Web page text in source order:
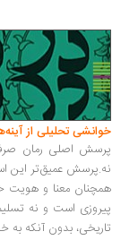
تحلیلی از آینه‌های
اصلی رمان صرفاً این
عمیق‌تر این است:
معنا و هویت خود را
است و نه تسلیم. او
بدون آنکه به خیانت،